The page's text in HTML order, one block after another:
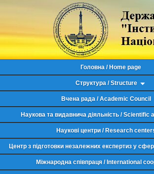
Головна / Home page
Структура / Structure
Вчена рада / Academic Council
Наукова та видавнича діяльність / Scientific
Наукові центри / Research
Центр з підготовки незалежних експертиз у
Міжнародна співпраця / International